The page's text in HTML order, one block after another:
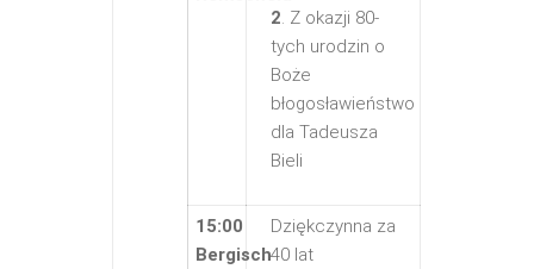
2. Z okazji 80-
tych urodzin o
Boże
błogosławieństwo
dla Tadeusza
Bieli
15:00
Bergisch
Dziękczynna za
40 lat